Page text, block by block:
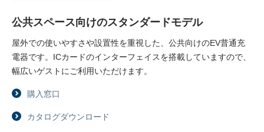
公共スペース向けのスタンダードモデル
屋外での使いやすさや設置性を重視した、公共向けのEV普通充
電器です。ICカードのインターフェイスを搭載していますので、
幅広いゲストにご利用いただけます。
購入窓口
カタログダウンロード